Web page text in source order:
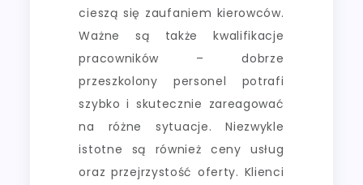
cieszą się zaufaniem kierowców.
Ważne są także kwalifikacje
pracowników – dobrze
przeszkolony personel potrafi
szybko i skutecznie zareagować
na różne sytuacje. Niezwykle
istotne są również ceny usług
oraz przejrzystość oferty. Klienci